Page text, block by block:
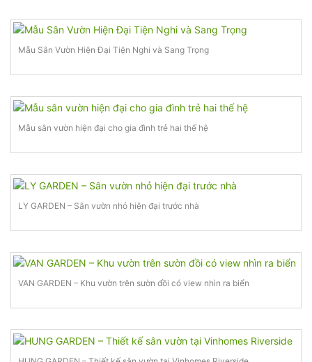
Mẫu Sân Vườn Hiện Đại Tiện Nghi và Sang Trọng
Mẫu sân vườn hiện đại cho gia đình trẻ hai thế hệ
LY GARDEN – Sân vườn nhỏ hiện đại trước nhà
VAN GARDEN – Khu vườn trên sườn đồi có view nhìn ra biển